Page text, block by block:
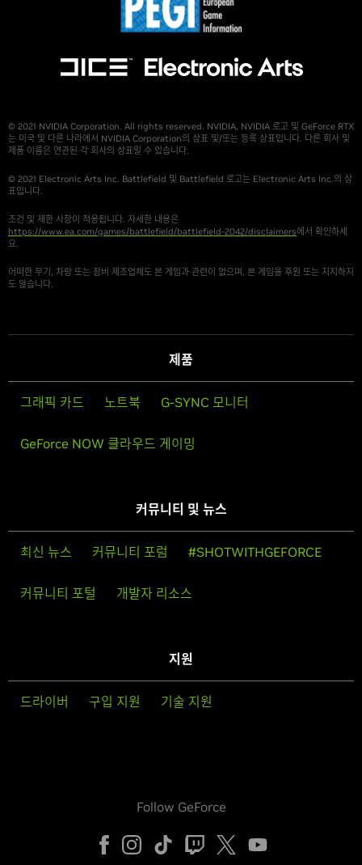
© 2021 NVIDIA Corporation. All rights reserved. NVIDIA, NVIDIA 로고 및 GeForce RTX
는 미국 및 다른 나라에서 NVIDIA Corporation의 상표 및/또는 등록 상표입니다. 다른 회사 및
제품 이름은 연관된 각 회사의 상표일 수 있습니다.
© 2021 Electronic Arts Inc. Battlefield 및 Battlefield 로고는 Electronic Arts Inc.의 상
표입니다.
조건 및 제한 사항이 적용됩니다. 자세한 내용은
https://www.ea.com/games/battlefield/battlefield-2042/disclaimers에서 확인하세
요.
어떠한 무기, 차량 또는 장비 제조업체도 본 게임과 관련이 없으며, 본 게임을 후원 또는 지지하지
도 않습니다.
제품
그래픽 카드 노트북 G-SYNC 모니터
GeForce NOW 클라우드 게이밍
커뮤니티 및 뉴스
최신 뉴스 커뮤니티 포럼 #SHOTWITHGEFORCE
커뮤니티 포털 개발자 리소스
지원
드라이버 구입 지원 기술 지원
Follow GeForce